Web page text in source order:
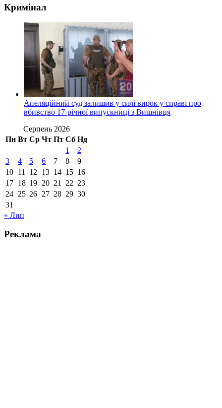
Кримінал
Апеляційний суд залишив у силі вирок у справі про
вбивство 17-річної випускниці з Вишнівця
Серпень 2026
Пн Вт Ср Чт Пт Сб Нд
1
2
3
4 5 6 7 8
9
10 11 12 13 14 15 16
17 18 19 20 21 22 23
24 25 26 27 28 29 30
31
« Лип
Реклама